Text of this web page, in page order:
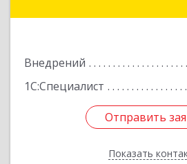
Внедрений
1С:Специалист
Отправить
Показать
Отправить
Назад